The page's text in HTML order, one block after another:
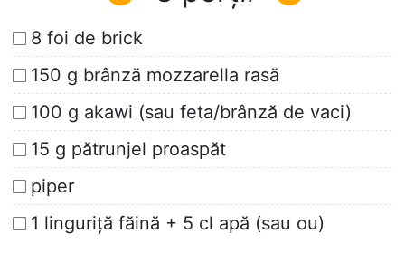
8 foi de brick
150 g brânză mozzarella rasă
100 g akawi (sau feta/brânză de vaci)
15 g pătrunjel proaspăt
piper
1 linguriță făină + 5 cl apă (sau ou)